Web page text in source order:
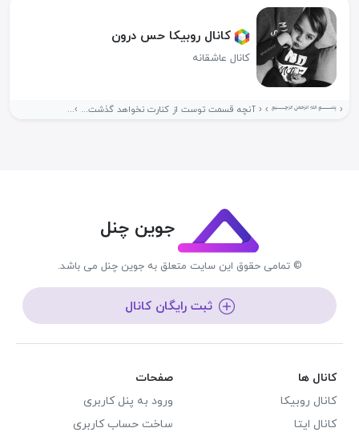
کانال روبیکا حس درون
کانال عاشقانه
‹ ﷽ › ‹ آنچه قسمت توست از کنارت نخواهد گذشت... ›...
جوین چنل
© تمامی حقوق این سایت متعلق به جوین چنل می باشد.
ثبت رایگان کانال
کانال ها
کانال روبیکا
کانال ایتا
صفحات
ورود به پنل کاربری
ساخت حساب کاربری